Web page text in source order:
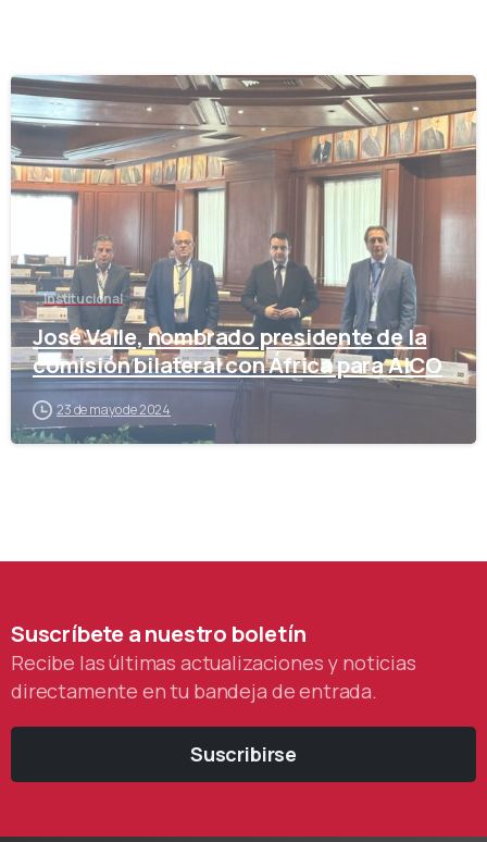
-
Institucional
José Valle, nombrado presidente de la
comisión bilateral con África para AICO
23 de mayo de 2024
Suscríbeteanuestro boletín
Recibe las últimas actualizaciones y noticias
directamente en tu bandeja de entrada.
Suscribirse